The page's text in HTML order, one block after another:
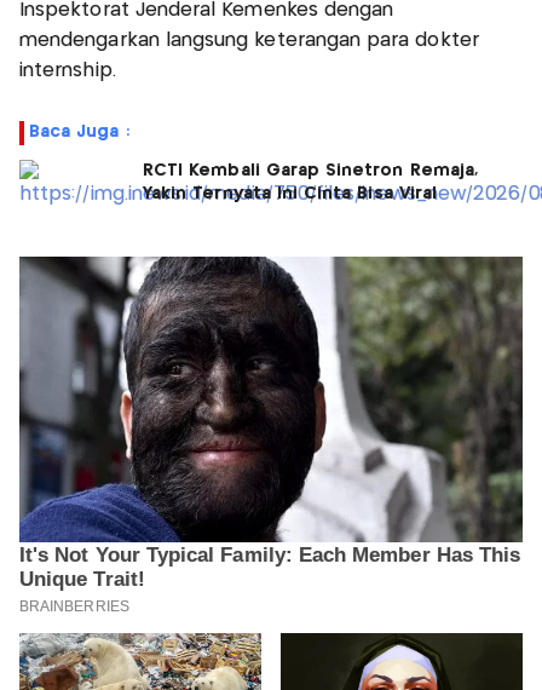
Inspektorat Jenderal Kemenkes dengan
mendengarkan langsung keterangan para dokter
internship.
Baca Juga :
RCTI Kembali Garap Sinetron Remaja,
Yakin Ternyata Ini Cinta Bisa Viral